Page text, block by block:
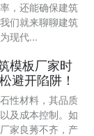
，还能确保建筑
们就来聊聊建筑
现代...
模板厂家时
避开陷阱！
性材料，其品质
及成本控制。如
家良莠不齐，产